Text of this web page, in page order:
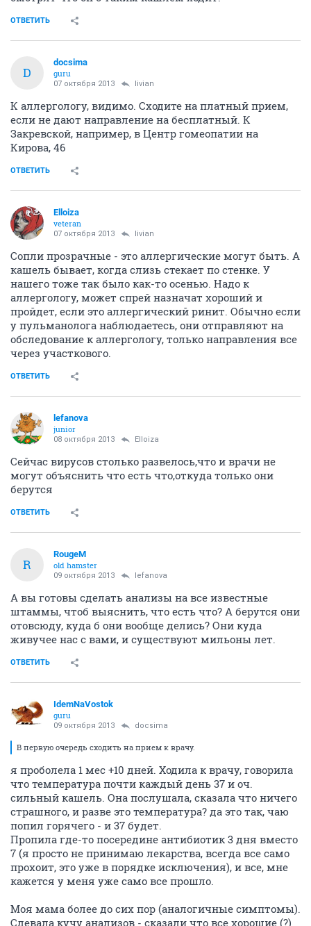
ОТВЕТИТЬ
D
docsima
guru
07 октября 2013 livian
К аллергологу, видимо. Сходите на платный прием,
если не дают направление на бесплатный. К
Закревской, например, в Центр гомеопатии на
Кирова, 46
ОТВЕТИТЬ
Elloiza
veteran
07 октября 2013 livian
Сопли прозрачные - это аллергические могут быть. А
кашель бывает, когда слизь стекает по стенке. У
нашего тоже так было как-то осенью. Надо к
аллергологу, может спрей назначат хороший и
пройдет, если это аллергический ринит. Обычно если
у пульманолога наблюдаетесь, они отправляют на
обследование к аллергологу, только направления все
через участкового.
ОТВЕТИТЬ
lefanova
junior
08 октября 2013 Elloiza
Сейчас вирусов столько развелось,что и врачи не
могут объяснить что есть что,откуда только они
берутся
ОТВЕТИТЬ
R
RougeM
old hamster
09 октября 2013 lefanova
А вы готовы сделать анализы на все известные
штаммы, чтоб выяснить, что есть что? А берутся они
отовсюду, куда б они вообще делись? Они куда
живучее нас с вами, и существуют мильоны лет.
ОТВЕТИТЬ
IdemNaVostok
guru
09 октября 2013 docsima
В первую очередь сходить на прием к врачу.
я проболела 1 мес +10 дней. Ходила к врачу, говорила
что температура почти каждый день 37 и оч.
сильный кашель. Она послушала, сказала что ничего
страшного, и разве это температура? да это так, чаю
попил горячего - и 37 будет.
Пропила где-то посередине антибиотик 3 дня вместо
7 (я просто не принимаю лекарства, всегда все само
прохоит, это уже в порядке исключения), и все, мне
кажется у меня уже само все прошло.
Моя мама более до сих пор (аналогичные симптомы).
Сдевала кучу анализов - сказали что все хорошие (?)